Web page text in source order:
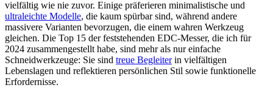
vielfältig wie nie zuvor. Einige präferieren minimalistische und
ultraleichte Modelle, die kaum spürbar sind, während andere
massivere Varianten bevorzugen, die einem wahren Werkzeug
gleichen. Die Top 15 der feststehenden EDC-Messer, die ich für
2024 zusammengestellt habe, sind mehr als nur einfache
Schneidwerkzeuge: Sie sind treue Begleiterin vielfältigen
Lebenslagen und reflektieren persönlichen Stil sowie funktionelle
Erfordernisse.